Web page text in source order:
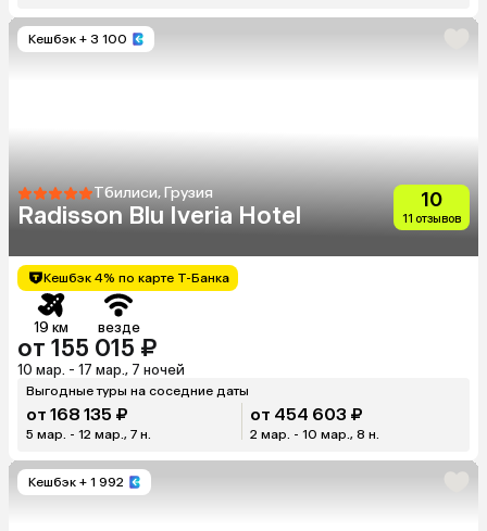
Кешбэк + 3 100
Тбилиси, Грузия
Radisson Blu Iveria Hotel
10
11 отзывов
Кешбэк 4% по карте Т-Банка
19 км везде
от 155 015 ₽
10 мар. - 17 мар., 7 ночей
Выгодные туры на соседние даты
от 168 135 ₽
5 мар. - 12 мар., 7 н.
от 454 603 ₽
2 мар. - 10 мар., 8 н.
Кешбэк + 1 992